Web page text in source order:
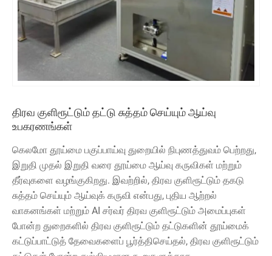
திரவ குளிரூட்டும் தட்டு சுத்தம் செய்யும் ஆய்வு
உபகரணங்கள்
கெலமோ தூய்மை பகுப்பாய்வு துறையில் நிபுணத்துவம் பெற்றது,
இறுதி முதல் இறுதி வரை தூய்மை ஆய்வு கருவிகள் மற்றும்
தீர்வுகளை வழங்குகிறது. இவற்றில், திரவ குளிரூட்டும் தகடு
சுத்தம் செய்யும் ஆய்வுக் கருவி என்பது, புதிய ஆற்றல்
வாகனங்கள் மற்றும் AI சர்வர் திரவ குளிரூட்டும் அமைப்புகள்
போன்ற துறைகளில் திரவ குளிரூட்டும் தட்டுகளின் தூய்மைக்
கட்டுப்பாட்டுத் தேவைகளைப் பூர்த்திசெய்தல், திரவ குளிரூட்டும்